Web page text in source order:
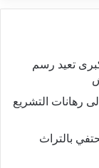
تعيد رسم
رهانات التشريع
بالتراث